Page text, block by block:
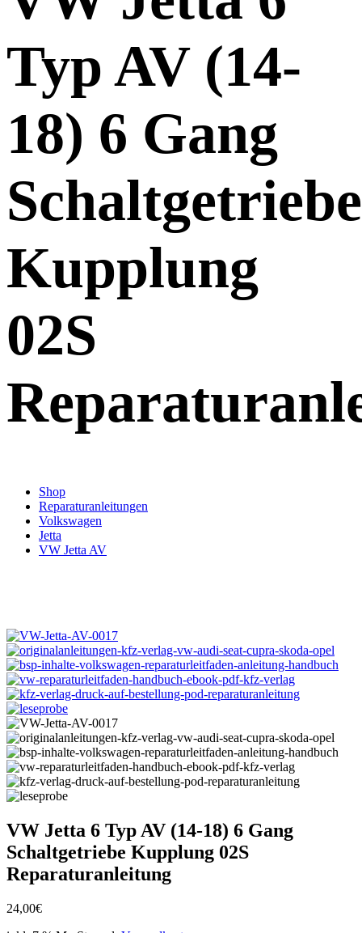
Typ AV (14-
18) 6 Gang
Schaltgetriebe
Kupplung
02S
Shop
Reparaturanleitungen
Volkswagen
Jetta
VW Jetta AV
VW Jetta 6 Typ AV (14-18) 6 Gang
Schaltgetriebe Kupplung 02S
Reparaturanleitung
24,00€